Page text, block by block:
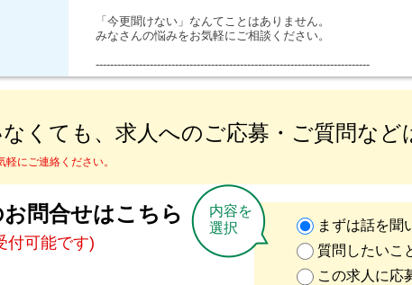
「今更聞けない」なんてことはありません。
みなさんの悩みをお気軽にご相談ください。
----------------------------------------------------------------------------
くても、求人へのご応募・ご質問など
にご連絡ください。
問合せはこちら
付可能です)
内容を
選択
まずは話を聞
質問したいこ
この求人に応